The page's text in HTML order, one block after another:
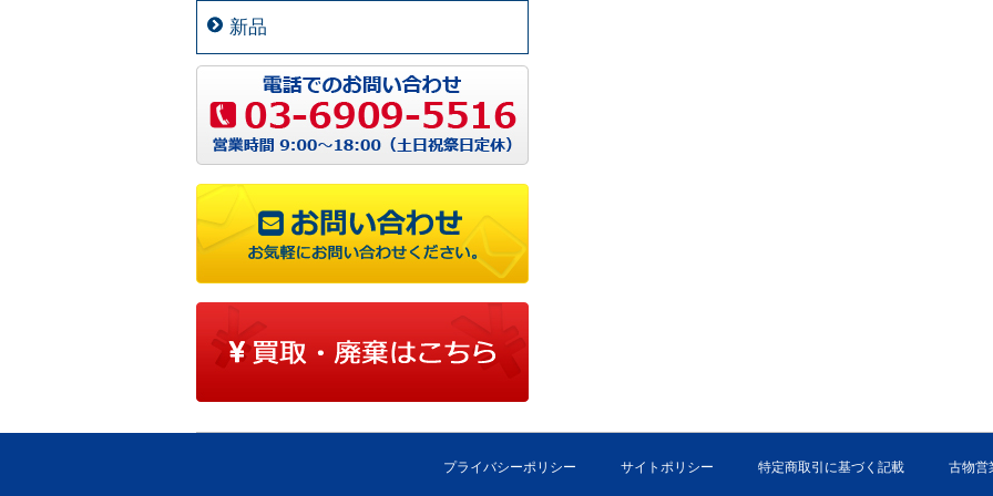
新品
プライバシーポリシー サイトポリシー 特定商取引に基づく記載 古物営